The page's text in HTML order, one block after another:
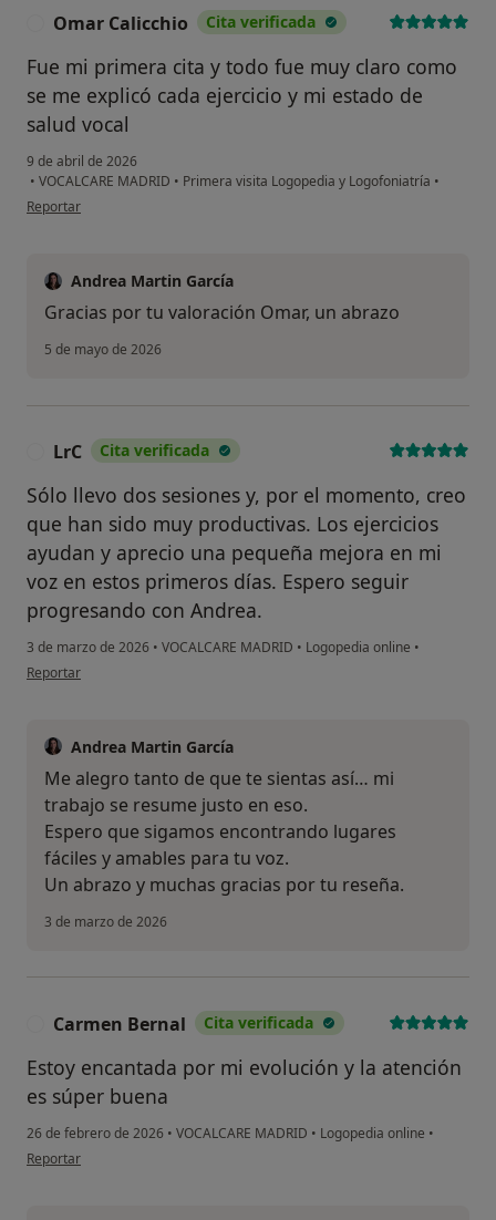
Omar Calicchio Cita verificada
Fue mi primera cita y todo fue muy claro como
se me explicó cada ejercicio y mi estado de
salud vocal
9 de abril de 2026
• VOCALCARE MADRID • Primera visita Logopedia y Logofoniatría •
en opinión del usuario Omar Calicchio
Reportar
Andrea Martin García
Gracias por tu valoración Omar, un abrazo
5 de mayo de 2026
LrC Cita verificada
Sólo llevo dos sesiones y, por el momento, creo
que han sido muy productivas. Los ejercicios
ayudan y aprecio una pequeña mejora en mi
voz en estos primeros días. Espero seguir
progresando con Andrea.
3 de marzo de 2026 • VOCALCARE MADRID • Logopedia online •
en opinión del usuario LrC
Reportar
Andrea Martin García
Me alegro tanto de que te sientas así… mi
trabajo se resume justo en eso.
Espero que sigamos encontrando lugares
fáciles y amables para tu voz.
Un abrazo y muchas gracias por tu reseña.
3 de marzo de 2026
Carmen Bernal Cita verificada
Estoy encantada por mi evolución y la atención
es súper buena
26 de febrero de 2026 • VOCALCARE MADRID • Logopedia online •
en opinión del usuario Carmen Bernal
Reportar